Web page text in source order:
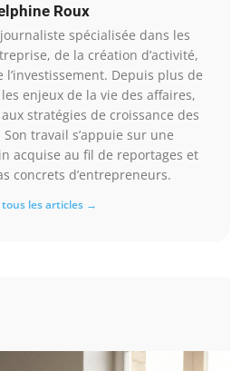
Roux
spécialisée dans les
de la création d’activité,
Depuis plus de
enjeux de la vie des affaires,
stratégies de croissance des
travail s’appuie sur une
acquise au fil de reportages et
concrets d’entrepreneurs.
tous les articles →